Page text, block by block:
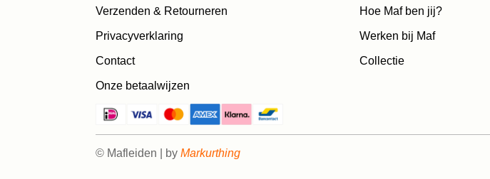
Verzenden & Retourneren
Privacyverklaring
Contact
Onze betaalwijzen
Hoe Maf ben jij?
Werken bij Maf
Collectie
© Mafleiden | byMarkurthing